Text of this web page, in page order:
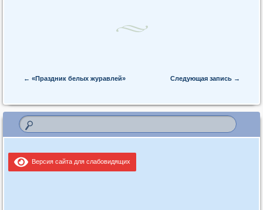
Post navigation
← «Праздник белых журавлей» Следующая запись →
Версия сайта для слабовидящих